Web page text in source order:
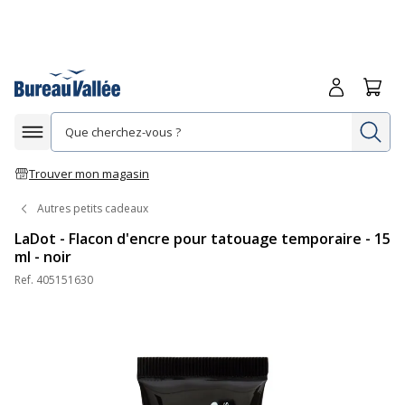
Afficher la navigation
Trouver mon magasin
Me
Autres petits cadeaux
LaDot - Flacon d'encre pour tatouage temporaire - 15
ml - noir
Ref. 405151630